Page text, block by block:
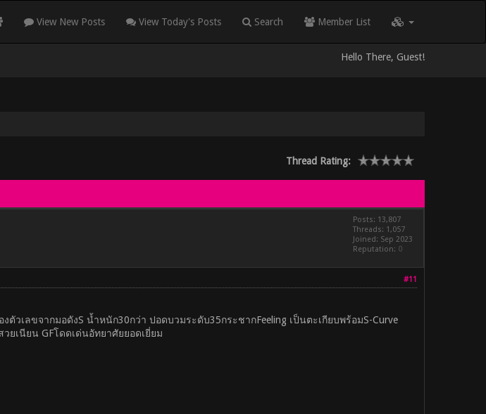
View New Posts View Today's Posts Search Member List
Hello There, Guest!
Thread Rating:
Posts: 13,807
Threads: 1,057
Joined: Sep 2023
Reputation: 0
#11
ตัวเลขจากมอดังS น้ำหนัก30กว่า ปอดบวมระดับ35กระชากFeeling เป็นตะเกียบพร้อมS-Curve
ยเนียน GFโดดเด่นอัทยาศัยยอดเยี่ยม